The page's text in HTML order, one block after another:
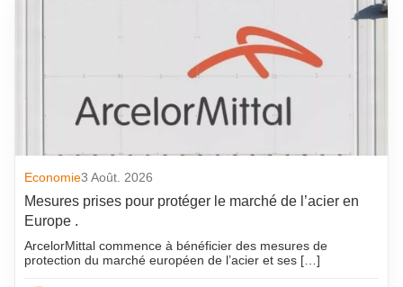
Economie3 Août. 2026
Mesures prises pour protéger le marché de l’acier en
Europe .
ArcelorMittal commence à bénéficier des mesures de
protection du marché européen de l’acier et ses […]